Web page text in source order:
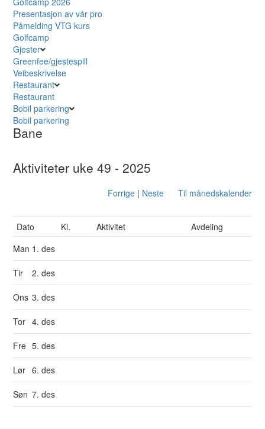
Presentasjon av vår pro
Påmelding VTG kurs
Golfcamp
Gjester
Greenfee/gjestespill
Veibeskrivelse
Restaurant
Restaurant
Bobil parkering
Bobil parkering
Bane
Aktiviteter uke 49 - 2025
Forrige| Neste Til månedskalender
Dato Kl. Aktivitet
Avdeling
Man 1. des
Tir 2. des
Ons 3. des
Tor 4. des
Fre 5. des
Lør 6. des
Søn 7. des